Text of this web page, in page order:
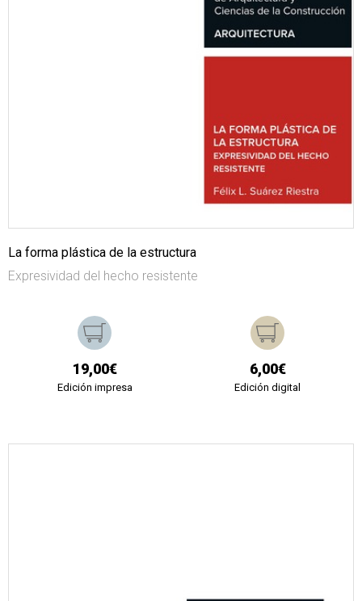
La forma plástica de la estructura
Expresividad del hecho resistente
19,00€
Edición impresa
6,00€
Edición digital